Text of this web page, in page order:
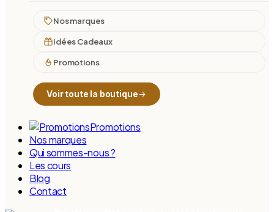
Nos marques
Idées Cadeaux
Promotions
Voir toute la boutique
Promotions
Nos marques
Qui sommes-nous ?
Les cours
Blog
Contact